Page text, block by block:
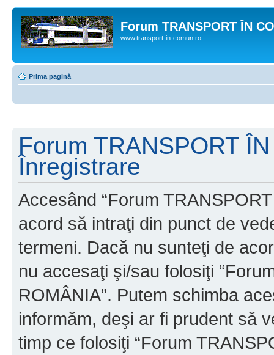
Forum TRANSPORT ÎN
www.transport-in-comun.ro
Prima pagină
Forum TRANSPORT
Înregistrare
Accesând “Forum
acord să intraţi din punct de
termeni. Dacă nu sunteţi de
nu accesaţi şi/sau folosiţi
ROMÂNIA”. Putem schimba
informăm, deşi ar fi prudent să
timp ce folosiţi “Forum